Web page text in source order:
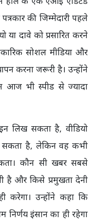
की जिम्मेदारी पहले
दावे को प्रसारित करने
सोशल मीडिया और
करना जरूरी है। उन्होंने
आज भी स्पीड से ज्यादा
लिख सकता है, वीडियो
सकता है, लेकिन वह कभी
कौन सी खबर सबसे
है और किसे प्रमुखता देनी
उन्होंने कहा कि
इंसान का ही रहेगा